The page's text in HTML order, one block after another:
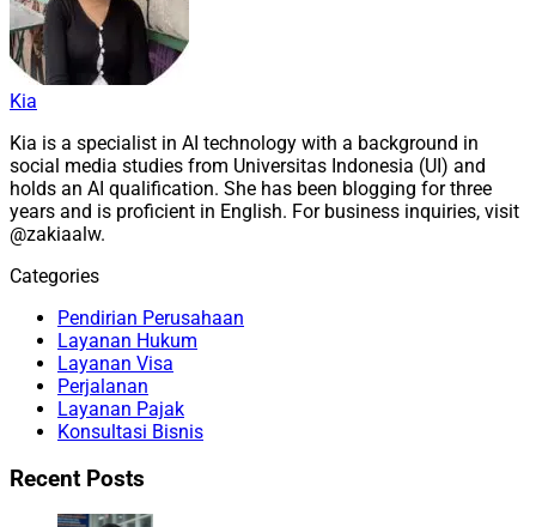
Kia
Kia is a specialist in AI technology with a background in
social media studies from Universitas Indonesia (UI) and
holds an AI qualification. She has been blogging for three
years and is proficient in English. For business inquiries, visit
@zakiaalw.
Categories
Pendirian Perusahaan
Layanan Hukum
Layanan Visa
Perjalanan
Layanan Pajak
Konsultasi Bisnis
Recent Posts